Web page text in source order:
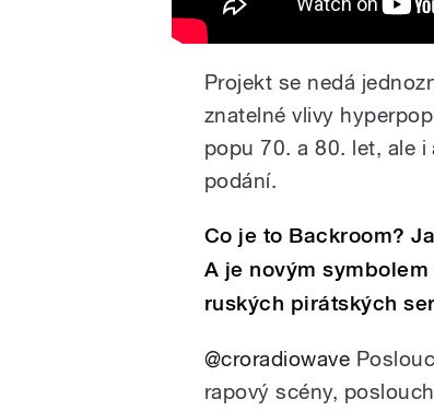
Projekt se nedá
znatelné vlivy
popu 70. a 80. let, ale
podání.
Co je to Backroom?
A je novým
ruských pirátských
@croradiowave
rapový scény,